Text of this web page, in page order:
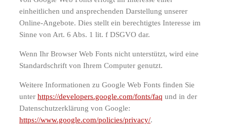
einheitlichen und ansprechenden Darstellung unserer
Online-Angebote. Dies stellt ein berechtigtes Interesse im
Sinne von Art. 6 Abs. 1 lit. f DSGVO dar.
Wenn Ihr Browser Web Fonts nicht unterstützt, wird eine
Standardschrift von Ihrem Computer genutzt.
Weitere Informationen zu Google Web Fonts finden Sie
unter https://developers.google.com/fonts/faq und in der
Datenschutzerklärung von Google:
https://www.google.com/policies/privacy/.